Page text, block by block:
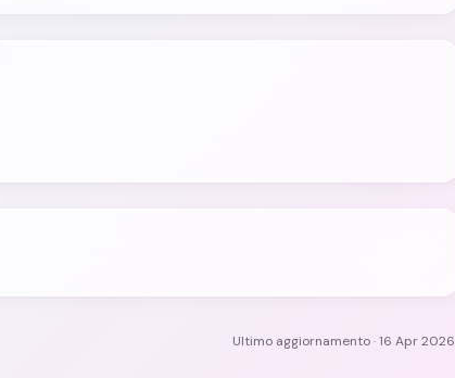
Ultimo aggiornamento · 16 Apr 2026